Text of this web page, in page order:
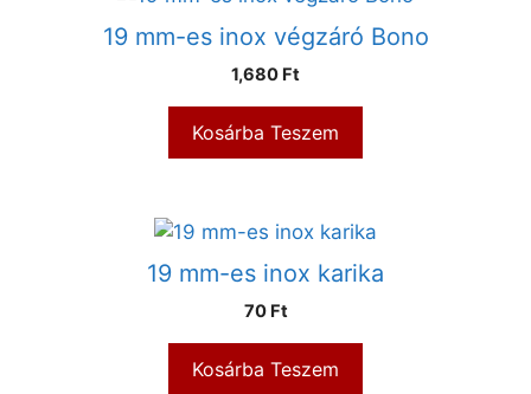
19 mm-es inox végzáró Bono
1,680 Ft
Kosárba Teszem
19 mm-es inox karika
70 Ft
Kosárba Teszem